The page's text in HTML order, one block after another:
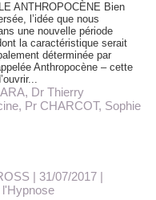
ANTHROPOCÈNE Bien
l’idée que nous
une nouvelle période
la caractéristique serait
déterminée par
Anthropocène – cette
, Dr Thierry
, Pr CHARCOT, Sophie
| 31/07/2017 |
l'Hypnose